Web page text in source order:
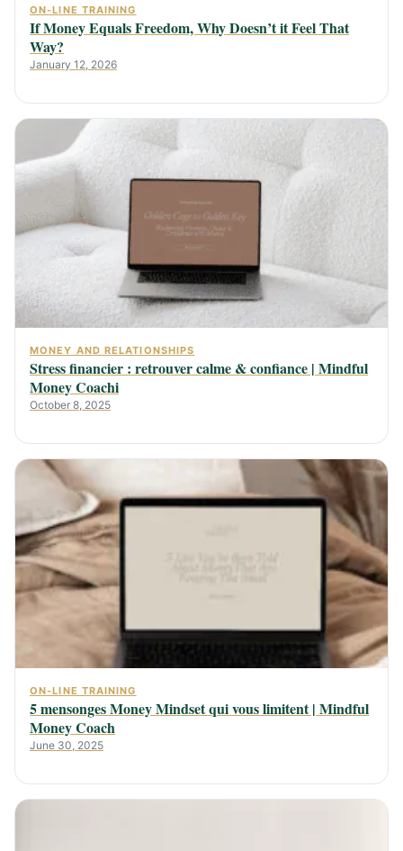
ON-LINE TRAINING
If Money Equals Freedom, Why Doesn’t it Feel That
Way?
January 12, 2026
MONEY AND RELATIONSHIPS
Stress financier : retrouver calme & confiance | Mindful
Money Coachi
October 8, 2025
ON-LINE TRAINING
5 mensonges Money Mindset qui vous limitent | Mindful
Money Coach
June 30, 2025